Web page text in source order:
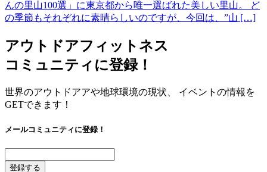
んの里山100選」に東京都から唯一選ばれた美しい里山。 ど
の季節もそれぞれに素晴らしいのですが、今回は、”山 […]
アウトドアフィットネス
コミュニティに登録！
世界のアウトドアアや地球環境の現状、 イベントの情報を
GETできます！
メールコミュニティに登録！